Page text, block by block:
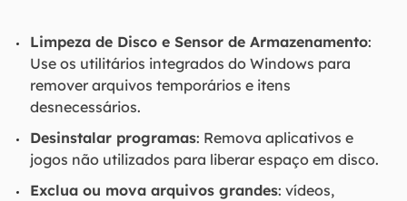
Limpeza de Disco e Sensor de Armazenamento:
Use os utilitários integrados do Windows para
remover arquivos temporários e itens
desnecessários.
Desinstalar programas: Remova aplicativos e
jogos não utilizados para liberar espaço em disco.
Exclua ou mova arquivos grandes: vídeos,